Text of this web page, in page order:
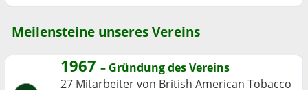
Meilensteine unseres Vereins
1967 – Gründung des Vereins
27 Mitarbeiter von British American Tobacco